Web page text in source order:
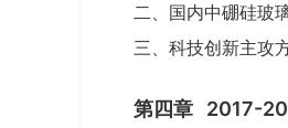
二、国内中硼硅玻
三、科技创新主攻
第四章 2017-